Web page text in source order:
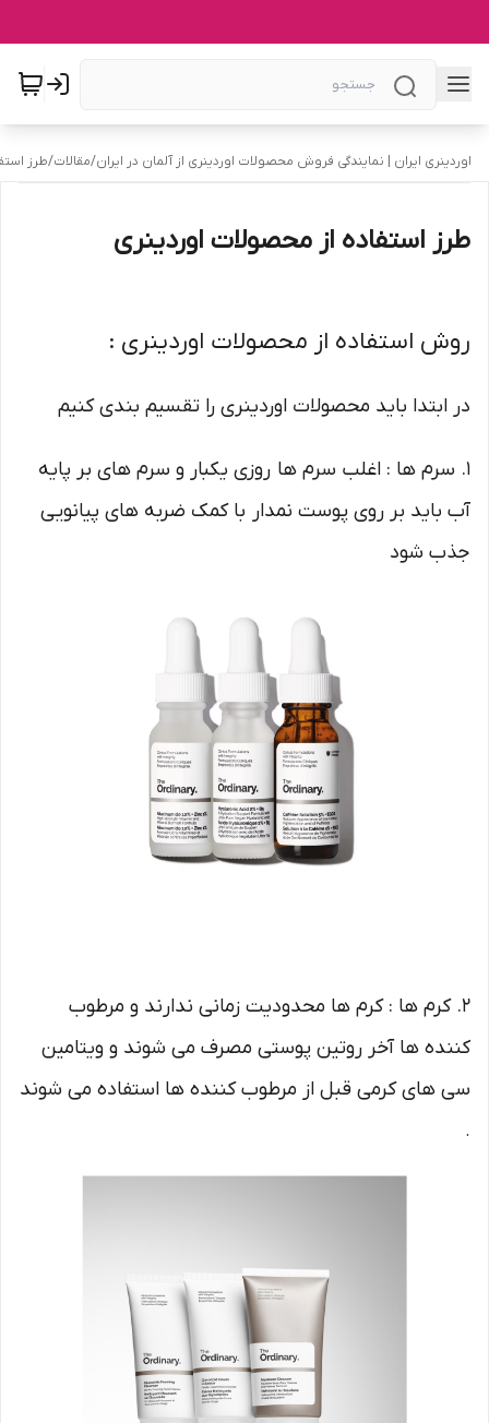
اوردینری ایران | نمایندگی فروش محصولات اوردینری از آلمان در ایران/مقالات/طرز
طرز استفاده از محصولات اوردینری
روش استفاده از محصولات اوردینری :
در ابتدا باید محصولات اوردینری را تقسیم بندی کنیم
1. سرم ها : اغلب سرم ها روزی یکبار و سرم های بر پایه
آب باید بر روی پوست نمدار با کمک ضربه های پیانویی
جذب شود
2. کرم ها : کرم ها محدودیت زمانی ندارند و مرطوب
کننده ها آخر روتین پوستی مصرف می شوند و ویتامین
سی های کرمی قبل از مرطوب کننده ها استفاده می شوند
.